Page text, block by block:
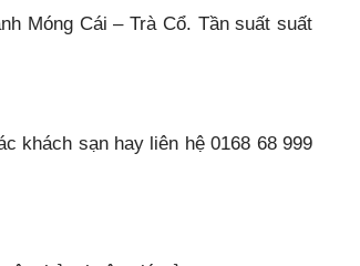
Móng Cái – Trà Cổ. Tần suất suất
khách sạn hay liên hệ 0168 68 999